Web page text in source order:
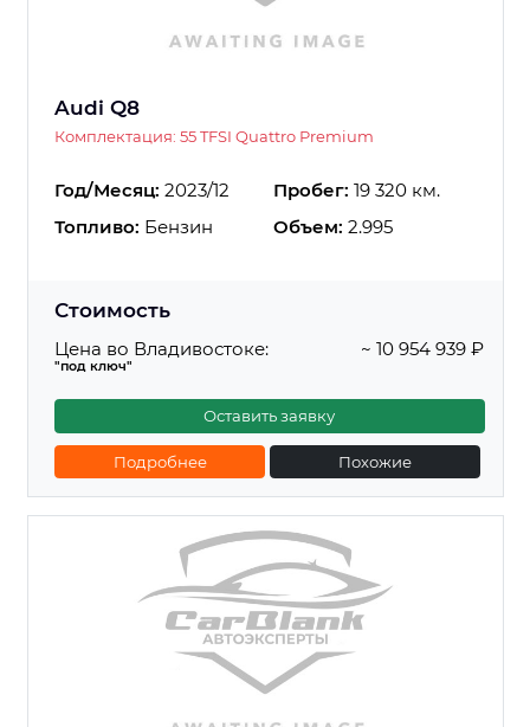
Audi Q8
Комплектация: 55 TFSI Quattro Premium
Год/Месяц: 2023/12 Пробег: 19 320 км.
Топливо: Бензин Объем: 2.995
Стоимость
Цена во Владивостоке:
"под ключ"
~ 10 954 939 ₽
Оставить заявку
Подробнее Похожие